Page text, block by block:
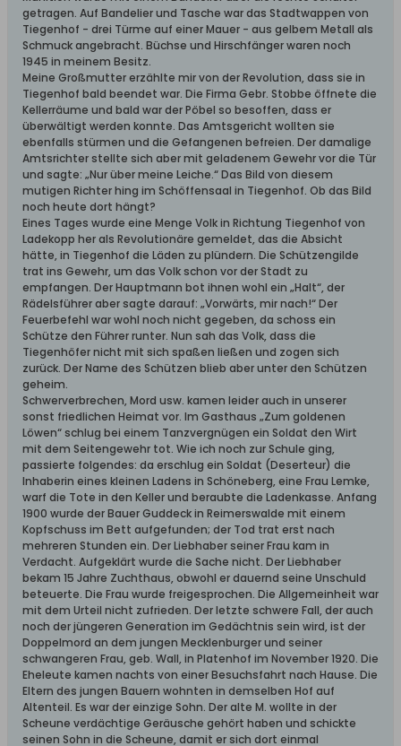
getragen. Auf Bandelier und Tasche war das Stadtwappen von
Tiegenhof - drei Türme auf einer Mauer - aus gelbem Metall als
Schmuck angebracht. Büchse und Hirschfänger waren noch
1945 in meinem Besitz.
Meine Großmutter erzählte mir von der Revolution, dass sie in
Tiegenhof bald beendet war. Die Firma Gebr. Stobbe öffnete die
Kellerräume und bald war der Pöbel so besoffen, dass er
überwältigt werden konnte. Das Amtsgericht wollten sie
ebenfalls stürmen und die Gefangenen befreien. Der damalige
Amtsrichter stellte sich aber mit geladenem Gewehr vor die Tür
und sagte: „Nur über meine Leiche.“ Das Bild von diesem
mutigen Richter hing im Schöffensaal in Tiegenhof. Ob das Bild
noch heute dort hängt?
Eines Tages wurde eine Menge Volk in Richtung Tiegenhof von
Ladekopp her als Revolutionäre gemeldet, das die Absicht
hätte, in Tiegenhof die Läden zu plündern. Die Schützengilde
trat ins Gewehr, um das Volk schon vor der Stadt zu
empfangen. Der Hauptmann bot ihnen wohl ein „Halt“, der
Rädelsführer aber sagte darauf: „Vorwärts, mir nach!“ Der
Feuerbefehl war wohl noch nicht gegeben, da schoss ein
Schütze den Führer runter. Nun sah das Volk, dass die
Tiegenhöfer nicht mit sich spaßen ließen und zogen sich
zurück. Der Name des Schützen blieb aber unter den Schützen
geheim.
Schwerverbrechen, Mord usw. kamen leider auch in unserer
sonst friedlichen Heimat vor. Im Gasthaus „Zum goldenen
Löwen“ schlug bei einem Tanzvergnügen ein Soldat den Wirt
mit dem Seitengewehr tot. Wie ich noch zur Schule ging,
passierte folgendes: da erschlug ein Soldat (Deserteur) die
Inhaberin eines kleinen Ladens in Schöneberg, eine Frau Lemke,
warf die Tote in den Keller und beraubte die Ladenkasse. Anfang
1900 wurde der Bauer Guddeck in Reimerswalde mit einem
Kopfschuss im Bett aufgefunden; der Tod trat erst nach
mehreren Stunden ein. Der Liebhaber seiner Frau kam in
Verdacht. Aufgeklärt wurde die Sache nicht. Der Liebhaber
bekam 15 Jahre Zuchthaus, obwohl er dauernd seine Unschuld
beteuerte. Die Frau wurde freigesprochen. Die Allgemeinheit war
mit dem Urteil nicht zufrieden. Der letzte schwere Fall, der auch
noch der jüngeren Generation im Gedächtnis sein wird, ist der
Doppelmord an dem jungen Mecklenburger und seiner
schwangeren Frau, geb. Wall, in Platenhof im November 1920. Die
Eheleute kamen nachts von einer Besuchsfahrt nach Hause. Die
Eltern des jungen Bauern wohnten in demselben Hof auf
Altenteil. Es war der einzige Sohn. Der alte M. wollte in der
Scheune verdächtige Geräusche gehört haben und schickte
seinen Sohn in die Scheune, damit er sich dort einmal